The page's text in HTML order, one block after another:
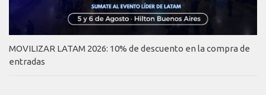
MOVILIZAR LATAM 2026: 10% de descuento en la compra de
entradas